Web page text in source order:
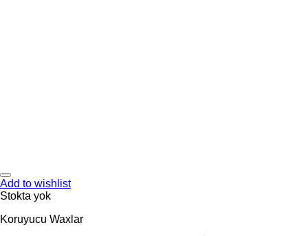
Add to wishlist
Stokta yok
Koruyucu Waxlar